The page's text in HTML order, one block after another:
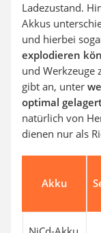
Ladezustand.
Akkus
und hierbei
explodieren
und Werkzeuge
gibt an, unter
optimal
natürlich von
dienen nur als
Akku